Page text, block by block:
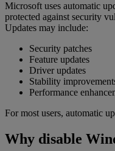
Microsoft uses automatic
protected against security
Updates may include:
Security patches
Feature updates
Driver updates
Stability
Performance
For most users, automatic
Why disable